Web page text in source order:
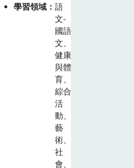
學習領域
語
文-
國語
文、
健康
與體
育、
綜合
活
動、
藝
術、
社
會、